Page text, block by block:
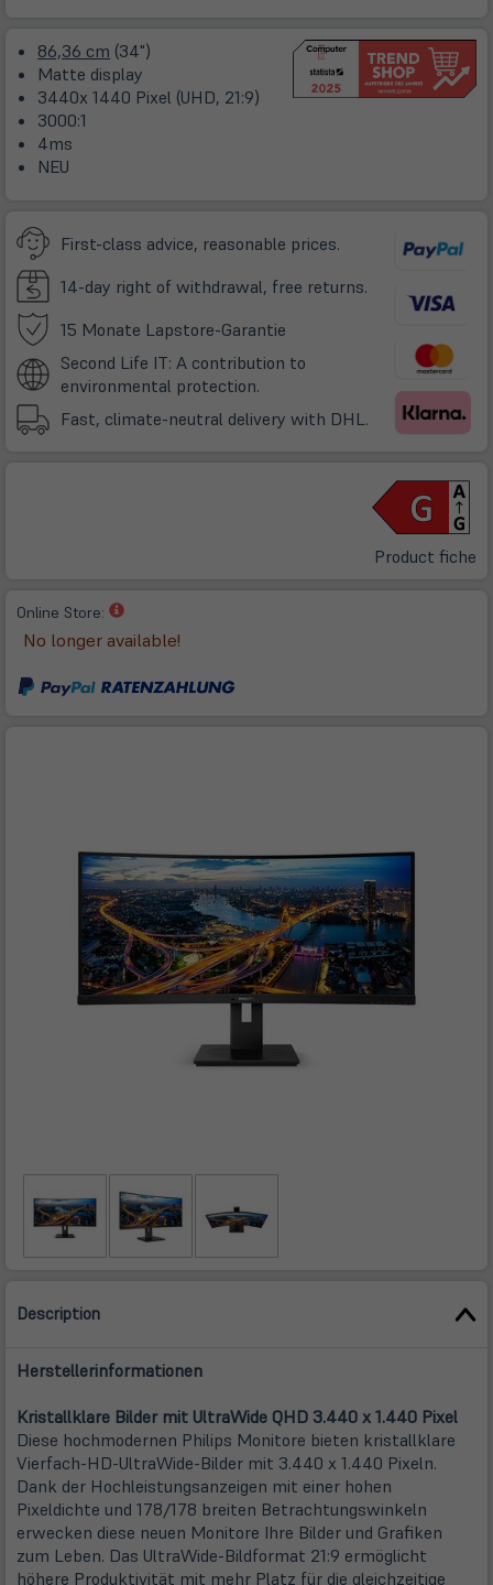
Tab)
86,36 cm (34")
Matte display
3440x 1440 Pixel (UHD, 21:9)
3000:1
4ms
NEU
First-class advice, reasonable prices.
14-day right of withdrawal, free returns.
15 Monate Lapstore-Garantie
neuem
Second Life IT: A contribution to
environmental protection.
Fast, climate-neutral delivery with DHL.
Product fiche
Online Store:
(öffnet
in
neuem
No longer available!
Description
Herstellerinformationen
Kristallklare Bilder mit UltraWide QHD 3.440 x 1.440 Pixel
Diese hochmodernen Philips Monitore bieten kristallklare
Vierfach-HD-UltraWide-Bilder mit 3.440 x 1.440 Pixeln.
Dank der Hochleistungsanzeigen mit einer hohen
Pixeldichte und 178/178 breiten Betrachtungswinkeln
erwecken diese neuen Monitore Ihre Bilder und Grafiken
zum Leben. Das UltraWide-Bildformat 21:9 ermöglicht
höhere Produktivität mit mehr Platz für die gleichzeitige